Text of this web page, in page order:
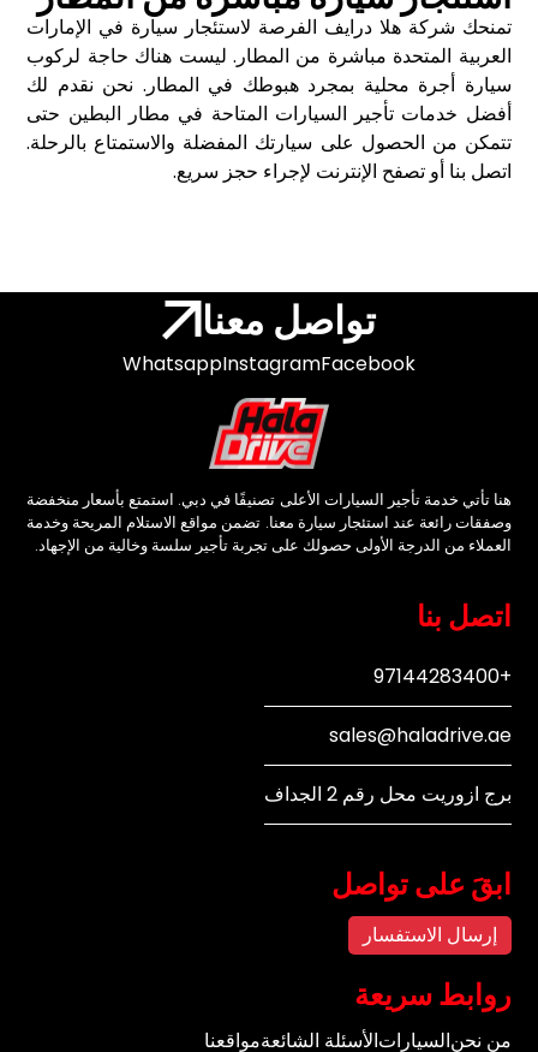
تمنحك شركة هلا درايف الفرصة لاستئجار سيارة في الإمارات
العربية المتحدة مباشرة من المطار. ليست هناك حاجة لركوب
سيارة أجرة محلية بمجرد هبوطك في المطار. نحن نقدم لك
أفضل خدمات تأجير السيارات المتاحة في مطار البطين حتى
تتمكن من الحصول على سيارتك المفضلة والاستمتاع بالرحلة.
اتصل بنا أو تصفح الإنترنت لإجراء حجز سريع.
تواصل معنا
Facebook
Instagram
Whatsapp
هنا تأتي خدمة تأجير السيارات الأعلى تصنيفًا في دبي. استمتع بأسعار منخفضة
وصفقات رائعة عند استئجار سيارة معنا. تضمن مواقع الاستلام المريحة وخدمة
العملاء من الدرجة الأولى حصولك على تجربة تأجير سلسة وخالية من الإجهاد.
اتصل بنا
+97144283400
sales@haladrive.ae
برج ازوريت محل رقم 2 الجداف
ابقَ على تواصل
إرسال الاستفسار
روابط سريعة
من نحنالسياراتالأسئلة الشائعةمواقعنا